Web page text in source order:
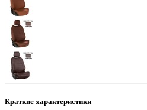
Краткие характеристики